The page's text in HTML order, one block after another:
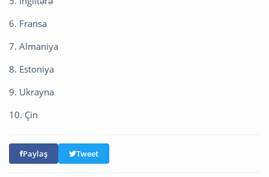
6. Fransa
7. Almaniya
8. Estoniya
9. Ukrayna
10. Çin
Paylaş Tweet